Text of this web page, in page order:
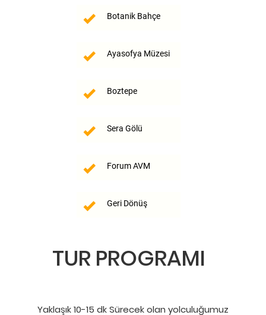
Botanik Bahçe
Ayasofya Müzesi
Boztepe
Sera Gölü
Forum AVM
Geri Dönüş
TUR PROGRAMI
Yaklaşık 10-15 dk Sürecek olan yolculuğumuz